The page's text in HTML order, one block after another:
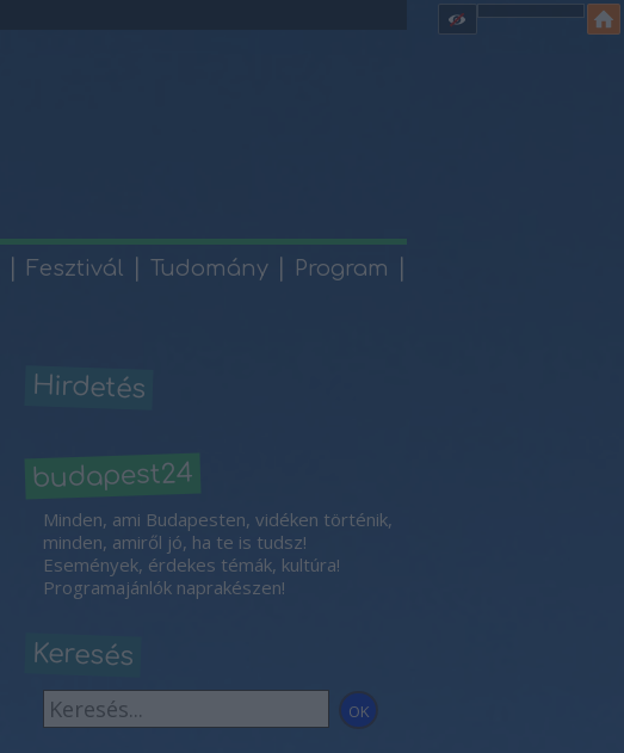
Fesztivál Tudomány Program
Hirdetés
budapest24
Minden, ami Budapesten, vidéken történik,
minden, amiről jó, ha te is tudsz!
Események, érdekes témák, kultúra!
Programajánlók naprakészen!
Keresés